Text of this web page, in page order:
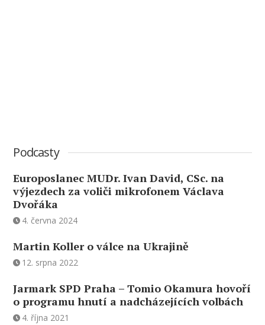
Podcasty
Europoslanec MUDr. Ivan David, CSc. na
výjezdech za voliči mikrofonem Václava
Dvořáka
4. června 2024
Martin Koller o válce na Ukrajině
12. srpna 2022
Jarmark SPD Praha – Tomio Okamura hovoří
o programu hnutí a nadcházejících volbách
4. října 2021